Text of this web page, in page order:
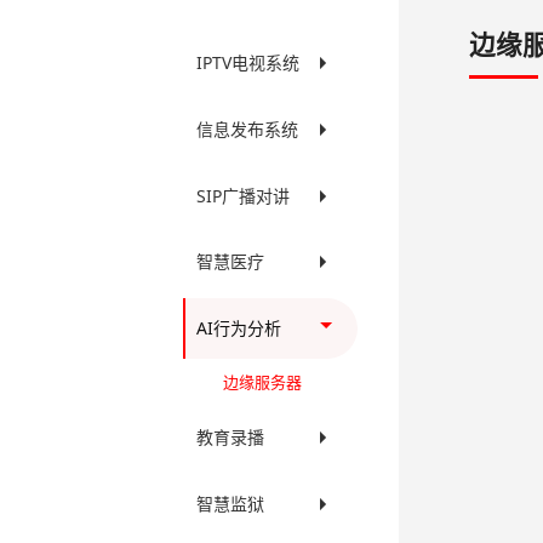
IPTV电视系统
信息发布系统
SIP广播对讲
智慧医疗
AI行为分析
边缘服务器
教育录播
智慧监狱
边缘